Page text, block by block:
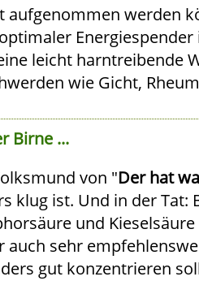
aufgenommen werden
Energiespender
leicht harntreibende
wie Gicht,
Birne ...
von "Der hat
klug ist. Und in der
und
auch sehr
gut konzentrieren